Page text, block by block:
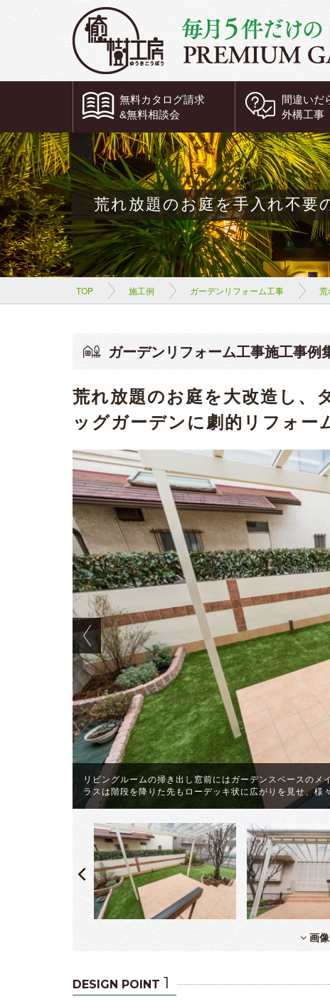
無料カタログ請求
&無料相談会
間違いだ
外構工事
荒れ放題のお庭を手入れ不要
TOP 施工例 ガーデンリフォーム工事 荒
ガーデンリフォーム工事施工事例
荒れ放題のお庭を大改造し、
ッグガーデンに劇的リフォー
リビングルームの掃き出し窓前にはガーデンスペースの
ラスは階段を降りた先もローデッキ状に広がりを見せ、様
画像
DESIGN POINT 1